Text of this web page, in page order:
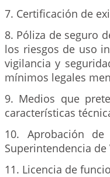
7. Certificación de
8. Póliza de seguro
los riesgos de uso
vigilancia y
mínimos legales
9. Medios que
características
10. Aprobación
Superintendencia
11. Licencia de